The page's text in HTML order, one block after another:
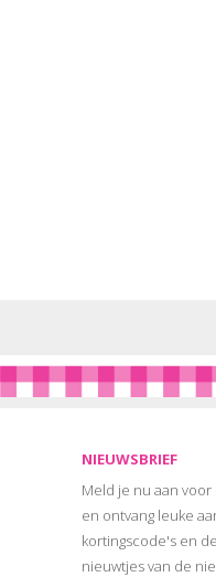
NIEUWSBRIEF
Meld je nu aan
en ontvang leuke
kortingscode's en
nieuwtjes van de